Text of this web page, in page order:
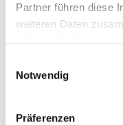
Partner führen diese
weiteren Daten
haben oder die sie
Notwendig
Präferenzen
%